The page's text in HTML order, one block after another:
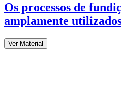
Os processos de
amplamente
Ver Material